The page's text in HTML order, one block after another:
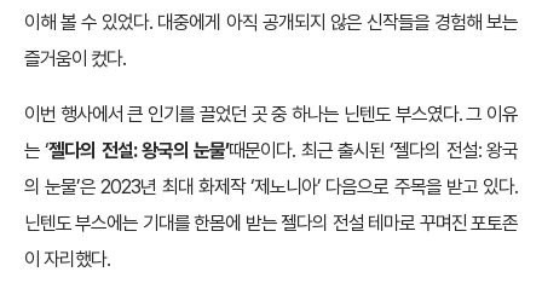
이해 볼 수 있었다. 대중에게 아직 공개되지 않은 신작들을 경험해 보는
즐거움이 컸다.
이번 행사에서 큰 인기를 끌었던 곳 중 하나는 닌텐도 부스였다. 그 이유
는 ‘젤다의 전설: 왕국의 눈물’때문이다. 최근 출시된 ‘젤다의 전설: 왕국
의 눈물’은 2023년 최대 화제작 ‘제노니아’ 다음으로 주목을 받고 있다.
닌텐도 부스에는 기대를 한몸에 받는 젤다의 전설 테마로 꾸며진 포토존
이 자리했다.